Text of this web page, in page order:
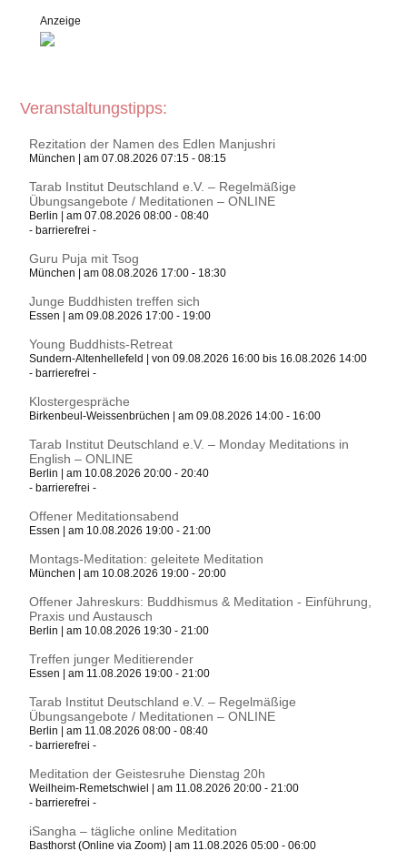
Anzeige
Veranstaltungstipps:
Rezitation der Namen des Edlen Manjushri
München | am 07.08.2026 07:15 - 08:15
Tarab Institut Deutschland e.V. – Regelmäßige
Übungsangebote / Meditationen – ONLINE
Berlin | am 07.08.2026 08:00 - 08:40
- barrierefrei -
Guru Puja mit Tsog
München | am 08.08.2026 17:00 - 18:30
Junge Buddhisten treffen sich
Essen | am 09.08.2026 17:00 - 19:00
Young Buddhists-Retreat
Sundern-Altenhellefeld | von 09.08.2026 16:00 bis 16.08.2026 14:00
- barrierefrei -
Klostergespräche
Birkenbeul-Weissenbrüchen | am 09.08.2026 14:00 - 16:00
Tarab Institut Deutschland e.V. – Monday Meditations in
English – ONLINE
Berlin | am 10.08.2026 20:00 - 20:40
- barrierefrei -
Offener Meditationsabend
Essen | am 10.08.2026 19:00 - 21:00
Montags-Meditation: geleitete Meditation
München | am 10.08.2026 19:00 - 20:00
Offener Jahreskurs: Buddhismus & Meditation - Einführung,
Praxis und Austausch
Berlin | am 10.08.2026 19:30 - 21:00
Treffen junger Meditierender
Essen | am 11.08.2026 19:00 - 21:00
Tarab Institut Deutschland e.V. – Regelmäßige
Übungsangebote / Meditationen – ONLINE
Berlin | am 11.08.2026 08:00 - 08:40
- barrierefrei -
Meditation der Geistesruhe Dienstag 20h
Weilheim-Remetschwiel | am 11.08.2026 20:00 - 21:00
- barrierefrei -
iSangha – tägliche online Meditation
Basthorst (Online via Zoom) | am 11.08.2026 05:00 - 06:00